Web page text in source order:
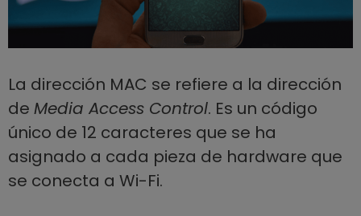
La dirección MAC se refiere a la dirección
de Media Access Control. Es un código
único de 12 caracteres que se ha
asignado a cada pieza de hardware que
se conecta a Wi-Fi.